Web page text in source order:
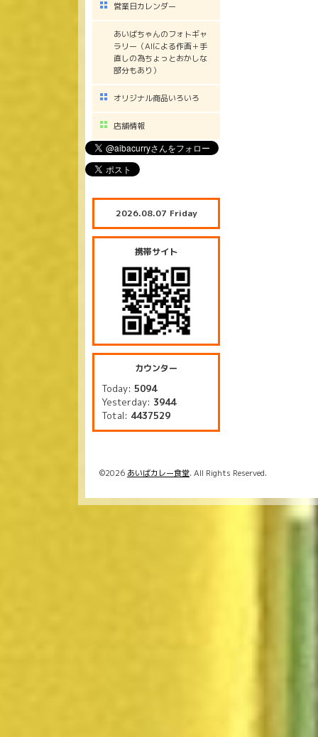
営業日カレンダー
あいばちゃんのフォトギャ
ラリー（AIによる作画＋手
直しの為ちょっとおかしな
部分もあり）
オリジナル商品いろいろ
店舗情報
2026.08.07 Friday
携帯サイト
カウンター
Today: 5094
Yesterday: 3944
Total: 4437529
©2026 あいばカレー食堂. All Rights Reserved.